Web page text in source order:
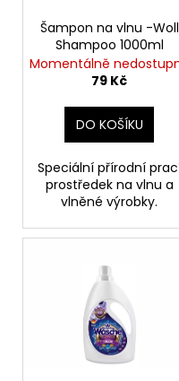
d
Šampon na vlnu -Woll
Shampoo 1000ml
Momentálně
79 Kč
DO KOŠÍKU
Speciální přírodní
prostředek na vlnu a
vlněné výrobky.
DĚTSKÁ
NA
PITÍ